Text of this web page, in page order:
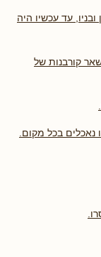
עד עכשיו היה
קורבנות של
נאכלים בכל מקום.